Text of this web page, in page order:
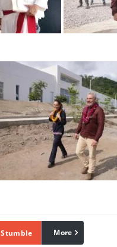
Stumble linkedin
More